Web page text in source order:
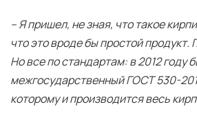
– Я пришел, не зная, что такое
что это вроде бы простой продукт.
Но все по стандартам: в 2012 году
межгосударственный ГОСТ 530-
которому и производится весь